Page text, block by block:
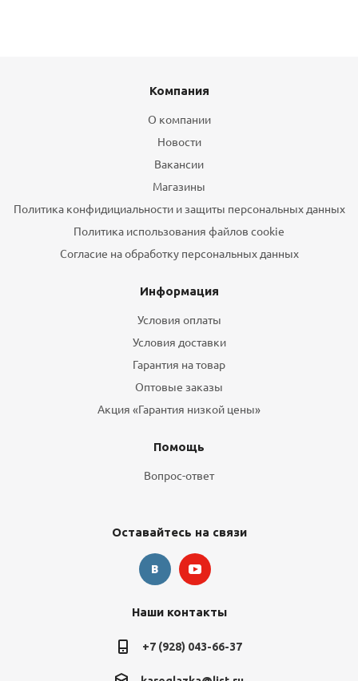
Компания
О компании
Новости
Вакансии
Магазины
Политика конфидициальности и защиты персональных данных
Политика использования файлов cookie
Согласие на обработку персональных данных
Информация
Условия оплаты
Условия доставки
Гарантия на товар
Оптовые заказы
Акция «Гарантия низкой цены»
Помощь
Вопрос-ответ
Оставайтесь на связи
Наши контакты
+7 (928) 043-66-37